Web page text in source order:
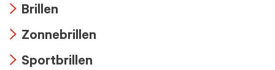
icon
Brillen
icon
Zonnebrillen
Sportbrillen